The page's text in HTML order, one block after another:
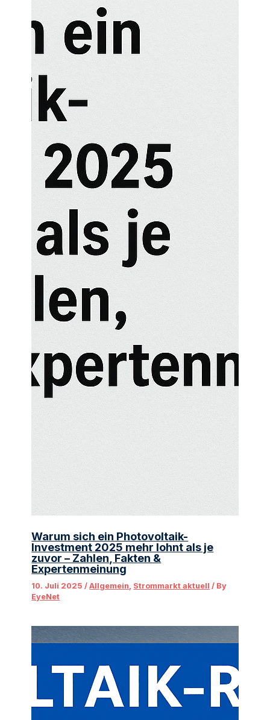
Warum sich ein Photovoltaik-
Investment 2025 mehr lohnt als je
zuvor – Zahlen, Fakten &
Expertenmeinung
10. Juli 2025/Allgemein Strommarkt aktuell / By
EyeNet